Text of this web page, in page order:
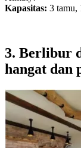
Kapasitas: 3 tamu,
3. Berlibur
hangat dan